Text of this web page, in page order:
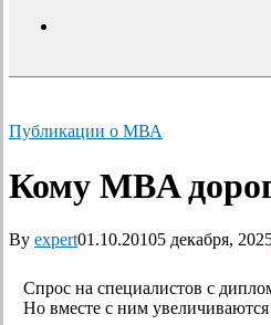
Публикации о МВА
Кому MBA
By expert01.10.20105 декабря,
Спрос на специалистов с
Но вместе с ним